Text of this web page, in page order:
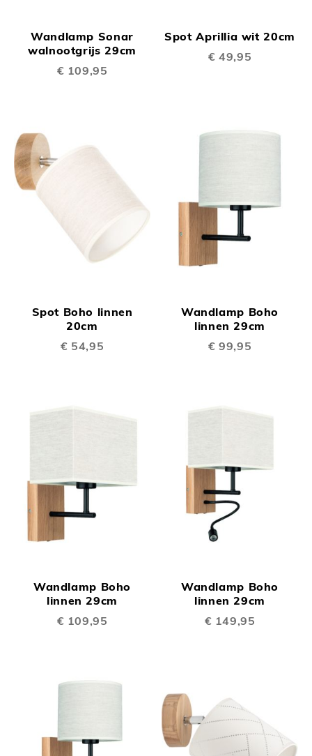
Wandlamp Sonar
walnootgrijs 29cm
€ 109,95
Spot Aprillia wit 20cm
€ 49,95
Spot Boho linnen
20cm
€ 54,95
Wandlamp Boho
linnen 29cm
€ 99,95
Wandlamp Boho
linnen 29cm
€ 109,95
Wandlamp Boho
linnen 29cm
€ 149,95